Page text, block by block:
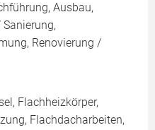
Ausbau,
Renovierung /
Flachheizkörper,
Flachdacharbeiten,